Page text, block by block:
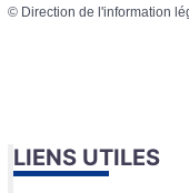
© Direction de l'information
LIENS UTILES